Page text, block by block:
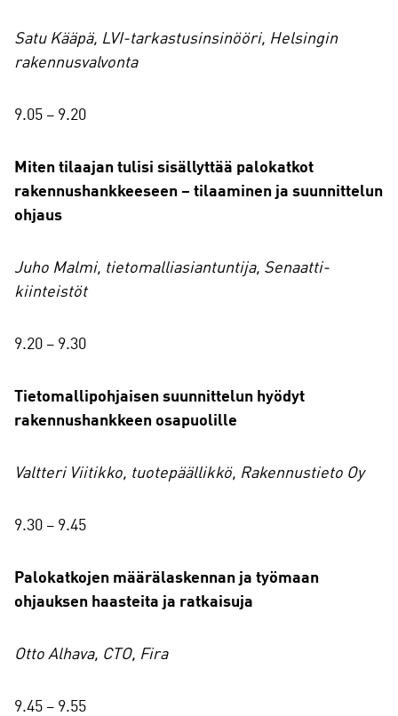
Satu Kääpä, LVI-tarkastusinsinööri, Helsingin
rakennusvalvonta
9.05 – 9.20
Miten tilaajan tulisi sisällyttää palokatkot
rakennushankkeeseen – tilaaminen ja suunnittelun
ohjaus
Juho Malmi, tietomalliasiantuntija, Senaatti-
kiinteistöt
9.20 – 9.30
Tietomallipohjaisen suunnittelun hyödyt
rakennushankkeen osapuolille
Valtteri Viitikko, tuotepäällikkö, Rakennustieto Oy
9.30 – 9.45
Palokatkojen määrälaskennan ja työmaan
ohjauksen haasteita ja ratkaisuja
Otto Alhava, CTO, Fira
9.45 – 9.55